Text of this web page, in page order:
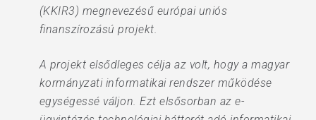
(KKIR3) megnevezésű európai uniós
finanszírozású projekt.
A projekt elsődleges célja az volt, hogy a magyar
kormányzati informatikai rendszer működése
egységessé váljon. Ezt elsősorban az e-